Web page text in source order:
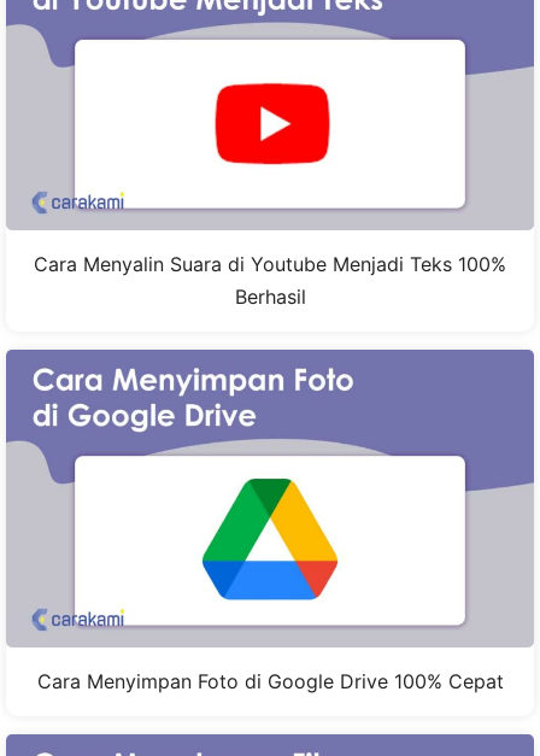
Cara Menyalin Suara di Youtube Menjadi Teks 100%
Berhasil
Cara Menyimpan Foto di Google Drive 100% Cepat